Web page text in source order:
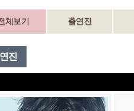
체보기 출연진
진